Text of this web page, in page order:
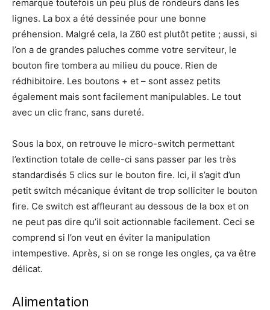
remarque toutefois un peu plus de rondeurs dans les
lignes. La box a été dessinée pour une bonne
préhension. Malgré cela, la Z60 est plutôt petite ; aussi, si
l’on a de grandes paluches comme votre serviteur, le
bouton fire tombera au milieu du pouce. Rien de
rédhibitoire. Les boutons + et – sont assez petits
également mais sont facilement manipulables. Le tout
avec un clic franc, sans dureté.
Sous la box, on retrouve le micro-switch permettant
l’extinction totale de celle-ci sans passer par les très
standardisés 5 clics sur le bouton fire. Ici, il s’agit d’un
petit switch mécanique évitant de trop solliciter le bouton
fire. Ce switch est affleurant au dessous de la box et on
ne peut pas dire qu’il soit actionnable facilement. Ceci se
comprend si l’on veut en éviter la manipulation
intempestive. Après, si on se ronge les ongles, ça va être
délicat.
Alimentation